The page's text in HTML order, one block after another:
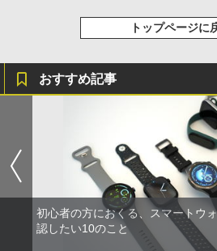
トップページに
おすすめ記事
初心者の方におくる、スマートウ
認したい10のこと